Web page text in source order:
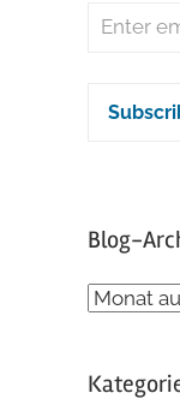
Blog-
Blog-